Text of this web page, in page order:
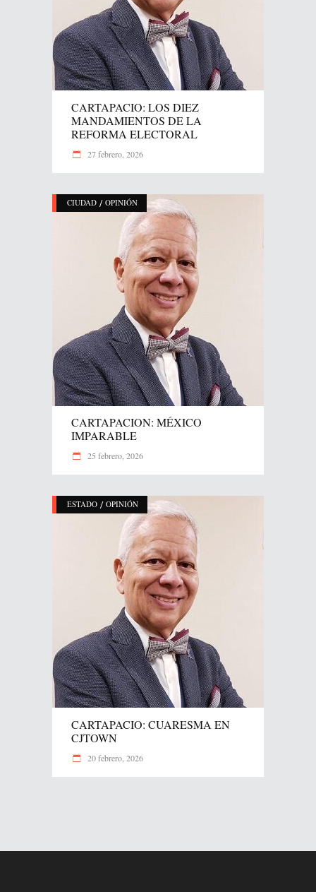
CARTAPACIO: LOS DIEZ
MANDAMIENTOS DE LA
REFORMA ELECTORAL
27 febrero, 2026
CIUDAD / OPINIÓN
CARTAPACION: MÉXICO
IMPARABLE
25 febrero, 2026
ESTADO / OPINIÓN
CARTAPACIO: CUARESMA EN
CJTOWN
20 febrero, 2026